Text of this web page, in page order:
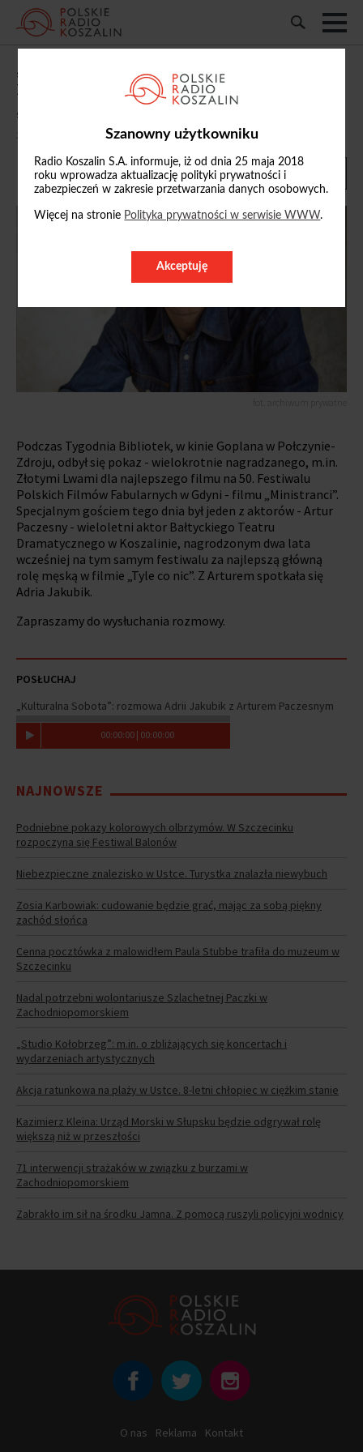
Szanowny użytkowniku
Radio Koszalin S.A. informuje, iż od dnia 25 maja 2018
roku wprowadza aktualizację polityki prywatności i
zabezpieczeń w zakresie przetwarzania danych osobowych.
Więcej na stronie Polityka prywatności w serwisie WWW.
Akceptuję
„Kulturalna Sobota”: rozmowa z Arturem
Paczesnym, m.in. o pracy na planie filmu
„Ministranci”
23/05/2026, 15:00
Podczas Tygodnia Bibliotek, w kinie Goplana w Połczynie-
Zdroju, odbył się pokaz - wielokrotnie nagradzanego, m.in.
Złotymi Lwami dla najlepszego filmu na 50. Festiwalu
Polskich Filmów Fabularnych w Gdyni - filmu „Ministranci”.
Specjalnym gościem tego dnia był jeden z aktorów - Artur
Paczesny - wieloletni aktor Bałtyckiego Teatru
Dramatycznego w Koszalinie, nagrodzonym dwa lata
wcześniej na tym samym festiwalu za najlepszą główną
rolę męską w filmie „Tyle co nic”. Z Arturem spotkała się
Adria Jakubik.
Zapraszamy do wysłuchania rozmowy.
POSŁUCHAJ
„Kulturalna Sobota”: rozmowa Adrii Jakubik z Arturem Paczesnym
00:00:00 | 00:00:00
NAJNOWSZE
Podniebne pokazy kolorowych olbrzymów. W Szczecinku
rozpoczyna się Festiwal Balonów
Niebezpieczne znalezisko w Ustce. Turystka znalazła niewybuch
Zosia Karbowiak: cudowanie będzie grać, mając za sobą piękny
zachód słońca
Cenna pocztówka z malowidłem Paula Stubbe trafiła do muzeum w
Szczecinku
Nadal potrzebni wolontariusze Szlachetnej Paczki w
Zachodniopomorskiem
„Studio Kołobrzeg”: m.in. o zbliżających się koncertach i
wydarzeniach artystycznych
Akcja ratunkowa na plaży w Ustce. 8-letni chłopiec w ciężkim stanie
Kazimierz Kleina: Urząd Morski w Słupsku będzie odgrywał rolę
większą niż w przeszłości
71 interwencji strażaków w związku z burzami w
Zachodniopomorskiem
Zabrakło im sił na środku Jamna. Z pomocą ruszyli policyjni wodnicy
O nas Reklama Kontakt